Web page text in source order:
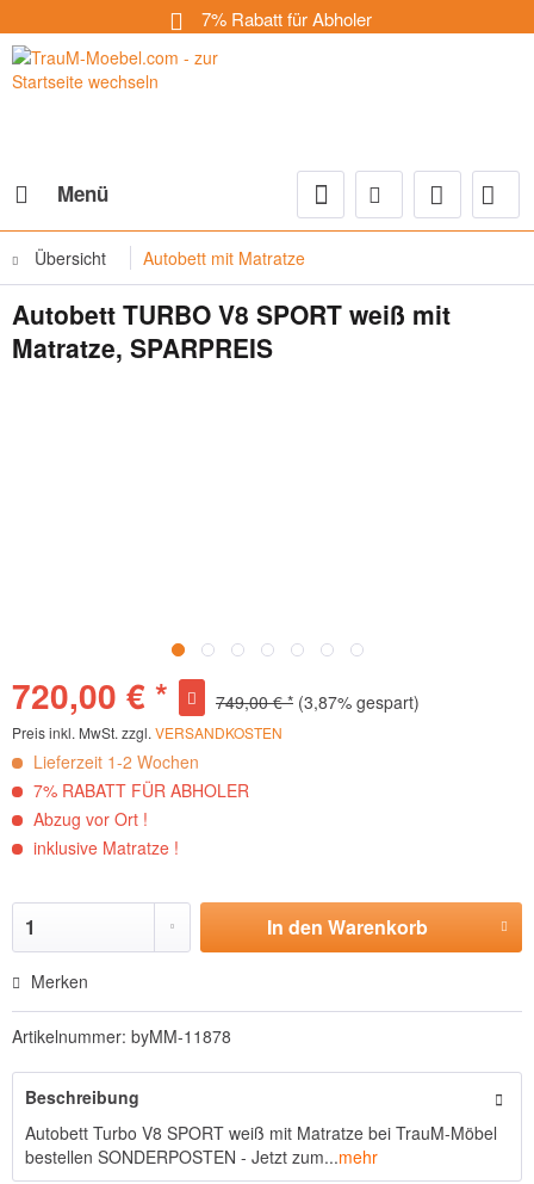
7% Rabatt für Abholer
Menü
Übersicht Autobett mit Matratze
Autobett TURBO V8 SPORT weiß mit
Matratze, SPARPREIS
720,00 € * 749,00 € * (3,87% gespart)
Preis inkl. MwSt. zzgl. VERSANDKOSTEN
Lieferzeit 1-2 Wochen
7% RABATT FÜR ABHOLER
Abzug vor Ort !
inklusive Matratze !
In den Warenkorb
Merken
Artikelnummer: byMM-11878
Beschreibung
Autobett Turbo V8 SPORT weiß mit Matratze bei TrauM-Möbel
bestellen SONDERPOSTEN - Jetzt zum...mehr